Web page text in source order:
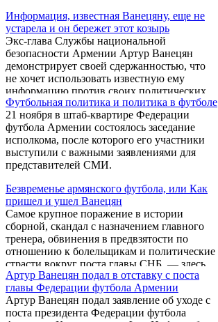
Информация, известная Ванецяну, еще не
устарела и он бережет этот козырь
Экс-глава Службы национальной
безопасности Армении Артур Ванецян
демонстрирует своей сдержанностью, что
не хочет использовать известную ему
информацию против своих политических
оппонентов. Об этом в беседе с
корреспондентом Sputnik Армения сказал
эксперт Института Кавказа Грант
Микаелян, комментируя интервью экс-
главы Службы нацбезопасности (СНБ) и
экс-главы Федерации футбола Армении
Футбольная политика и политика в футболе
21 ноября в штаб-квартире Федерации
футбола Армении состоялось заседание
исполкома, после которого его участники
выступили с важными заявлениями для
представителей СМИ.
Безвременье армянского футбола, или Как
пришел и ушел Ванецян
Самое крупное поражение в истории
сборной, скандал с назначением главного
тренера, обвинения в предвзятости по
отношению к болельщикам и политические
страсти вокруг поста главы СНБ, — здесь
все, чем запомнился бывший председатель
Федерации футбола Армении Артур
Ванецян. .
Артур Ванецян подал в отставку с поста
главы Федерации футбола Армении
Артур Ванецян подал заявление об уходе с
поста президента Федерации футбола